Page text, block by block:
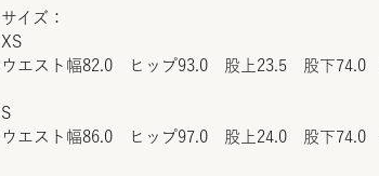
サイズ：
XS
ウエスト幅82.0 ヒップ93.0 股上23.5 股下74.0
S
ウエスト幅86.0 ヒップ97.0 股上24.0 股下74.0